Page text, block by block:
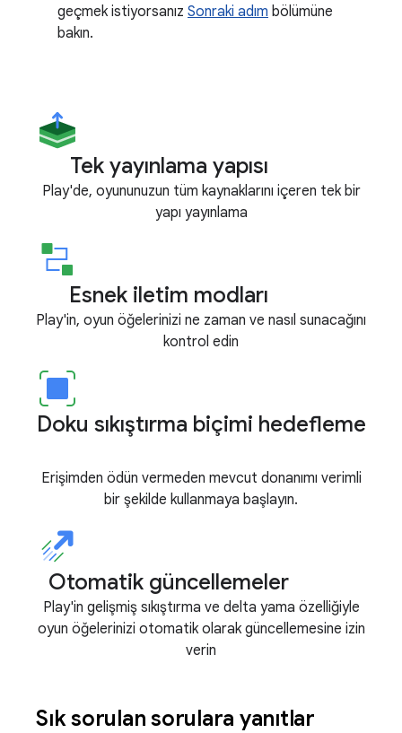
geçmek istiyorsanız Sonraki adım bölümüne
bakın.
Tek yayınlama yapısı
Play'de, oyununuzun tüm kaynaklarını içeren tek bir
yapı yayınlama
Esnek iletim modları
Play'in, oyun öğelerinizi ne zaman ve nasıl sunacağını
kontrol edin
Doku sıkıştırma biçimi hedefleme
Erişimden ödün vermeden mevcut donanımı verimli
bir şekilde kullanmaya başlayın.
Otomatik güncellemeler
Play'in gelişmiş sıkıştırma ve delta yama özelliğiyle
oyun öğelerinizi otomatik olarak güncellemesine izin
verin
Sık sorulan sorulara yanıtlar